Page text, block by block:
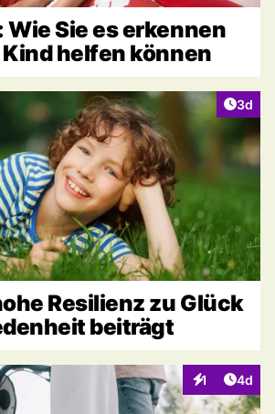
Wie Sie es erkennen
helfen können
3d
Resilienz zu Glück
beiträgt
1
Interaktionen
4d